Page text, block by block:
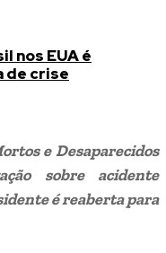
nos EUA é
de crise
e Desaparecidos
sobre acidente
é reaberta para